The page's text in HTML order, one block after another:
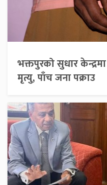
भक्तपुरको सुधार
मृत्यु, पाँच जना पक्राउ